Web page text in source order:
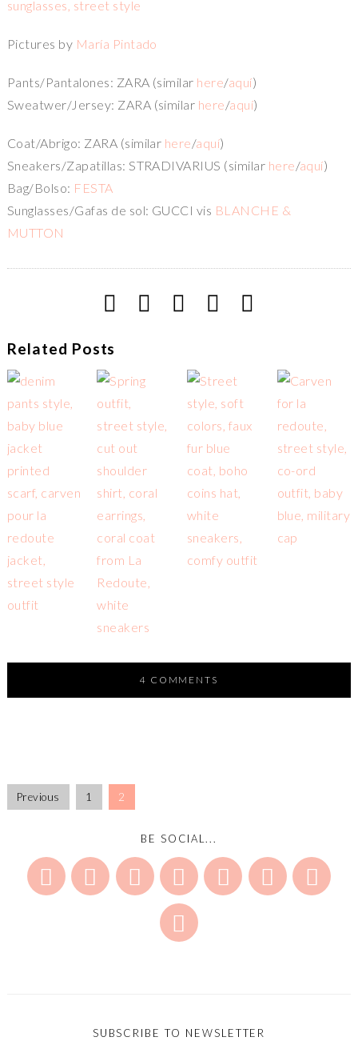
Pictures by María Pintado
Pants/Pantalones: ZARA (similar here/aquí)
Sweatwer/Jersey: ZARA (similar here/aquí)
Coat/Abrigo: ZARA (similar here/aquí)
Sneakers/Zapatillas: STRADIVARIUS (similar here/aquí)
Bag/Bolso: FESTA
Sunglasses/Gafas de sol: GUCCI vis BLANCHE &
MUTTON
Related Posts
4 COMMENTS
Previous 1 2
BE SOCIAL...
SUBSCRIBE TO NEWSLETTER